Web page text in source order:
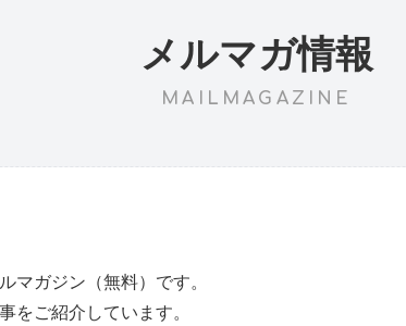
脳バランサー キッズ
こども脳機能バランサ
メルマガ情報
MAILMAGAZINE
マガジン（無料）です。
をご紹介しています。